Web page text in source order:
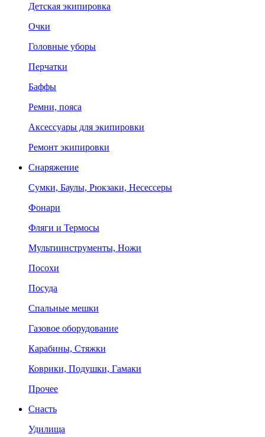
Детская экипировка
Очки
Головные уборы
Перчатки
Баффы
Ремни, пояса
Аксессуары для экипировки
Ремонт экипировки
Снаряжение
Сумки, Баулы, Рюкзаки, Несессеры
Фонари
Фляги и Термосы
Мультиинструменты, Ножи
Посохи
Посуда
Спальные мешки
Газовое оборудование
Карабины, Стяжки
Коврики, Подушки, Гамаки
Прочее
Снасть
Удилища